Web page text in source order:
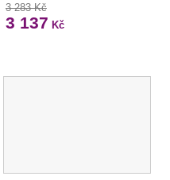
3 283 Kč
3 137 Kč